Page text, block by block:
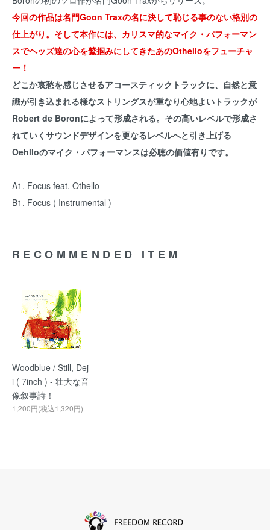
今回の作品は名門Goon Traxの名に決して恥じる事のない格別の
仕上がり。そして本作には、カリスマ的なマイク・パフォーマン
スでヘッズ達の心を鷲掴みにしてきたあのOthelloをフューチャ
ー！
どこか哀愁を感じさせるアコースティックトラックに、自然と意
識が引き込まれる様なストリングスが重なり心地よいトラックが
Robert de Boronによって形成される。その高いレベルで形成さ
れていくサウンドデザインを更なるレベルへと引き上げる
Oehlloのマイク・パフォーマンスは必聴の価値有りです。
A1. Focus feat. Othello
B1. Focus ( Instrumental )
RECOMMENDED ITEM
Woodblue / Still, Dej
i ( 7inch ) - 壮大な音
像叙事詩！
1,200円(税込1,320円)